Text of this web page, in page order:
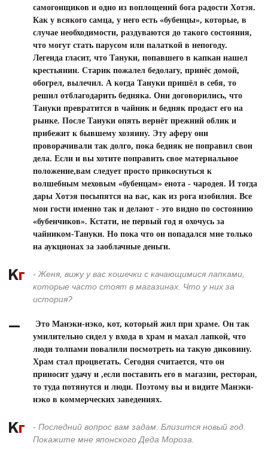
самогонщиков и одно из воплощений бога радости Хотэя.
Как у всякого самца, у него есть «бубенцы», которые, в
случае необходимости, раздуваются до такого состояния,
что могут стать парусом или палаткой в непогоду.
Легенда гласит, что Тануки, попавшего в капкан нашел
крестьянин. Старик пожалел бедолагу, принёс домой,
обогрел, вылечил. А когда Тануки пришёл в себя, то
решил отблагодарить бедняка. Они договорились, что
Тануки превратится в чайник и бедняк продаст его на
рынке. После Тануки опять вернёт прежний облик и
прибежит к бывшему хозяину. Эту аферу они
проворачивали так долго, пока бедняк не поправил свои
дела. Если и вы хотите поправить свое материальное
положение,вам следует просто прикоснуться к
волшебным меховым «бубенцам» енота - чародея. И тогда
дары Хотэя посыпятся на вас, как из рога изобилия. Все
мои гости именно так и делают - это видно по состоянию
«бубенчиков». Кстати, не первый год я охочусь за
чайником-Тануки. Но пока что он попадался мне только
на аукционах за заоблачные деньги.
- Женя, вижу у вас кошечки с качающимися лапками,
которые часто стоят в магазинах. Что у них за
история?
Это Манэки-нэко, кот, который жил при храме. Он так
умилительно сидел у входа в храм и махал лапкой, что
люди толпами повалили посмотреть на такую диковину.
Храм стал процветать. Сегодня считается, что он
приносит удачу и ,если поставить его в магазин, ресторан,
то туда потянутся и люди. Поэтому вы и видите Манэки-
нэко в коммерческих заведениях.
- Последний вопрос вам задам. Близится новый год.
Покажите мне японского Деда Мороза.
Я согласен с политикой конфиденциальности и
защиты информации*
Я согласен с
политикой конфиденциальности и
защиты информации*